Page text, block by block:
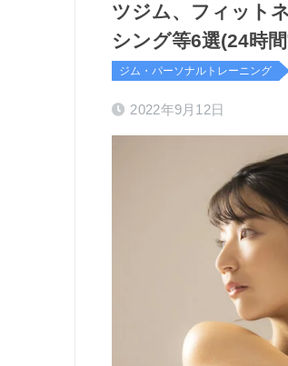
ツジム、フィット
シング等6選(24時
ジム・パーソナルトレーニング
2022年9月12日